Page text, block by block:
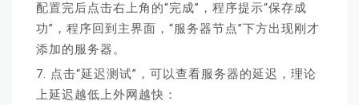
配置完后点击右上角的“完成”，程序提示“保存成
功”，程序回到主界面，“服务器节点”下方出现刚才
添加的服务器。
7. 点击“延迟测试”，可以查看服务器的延迟，理论
上延迟越低上外网越快：